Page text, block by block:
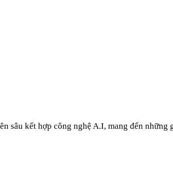
sâu kết hợp công nghệ A.I, mang đến